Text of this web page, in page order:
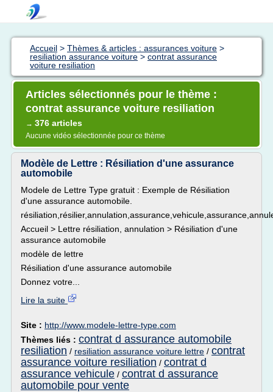
Accueil > Thèmes & articles : assurances voiture >
resiliation assurance voiture > contrat assurance
voiture resiliation
Articles sélectionnés pour le thème :
contrat assurance voiture resiliation
→ 376 articles
Aucune vidéo sélectionnée pour ce thème
Modèle de Lettre : Résiliation d'une assurance
automobile
Modele de Lettre Type gratuit : Exemple de Résiliation
d'une assurance automobile.
Accueil > Lettre résiliation, annulation > Résiliation d'une
assurance automobile
modèle de lettre
Résiliation d'une assurance automobile
Donnez votre...
Lire la suite
Site : http://www.modele-lettre-type.com
Thèmes liés : contrat d assurance automobile
resiliation / resiliation assurance voiture lettre / contrat
assurance voiture resiliation / contrat d
assurance vehicule / contrat d assurance
automobile pour vente